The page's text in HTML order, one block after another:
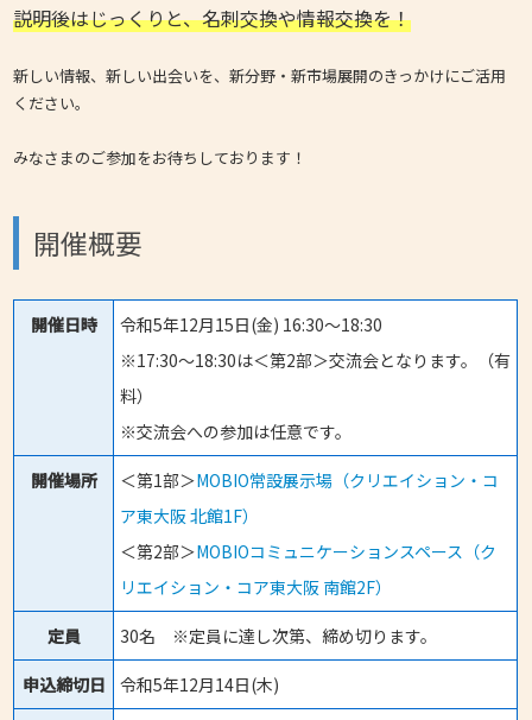
説明後はじっくりと、名刺交換や情報交換を！
新しい情報、新しい出会いを、新分野・新市場展開のきっかけにご活用
ください。
みなさまのご参加をお待ちしております！
開催概要
開催日時
令和5年12月15日(金) 16:30～18:30
※17:30～18:30は＜第2部＞交流会となります。（有
料）
※交流会への参加は任意です。
開催場所 ＜第1部＞MOBIO常設展示場（クリエイション・コ
ア東大阪 北館1F）
＜第2部＞MOBIOコミュニケーションスペース（ク
リエイション・コア東大阪 南館2F）
定員 30名 ※定員に達し次第、締め切ります。
申込締切日 令和5年12月14日(木)